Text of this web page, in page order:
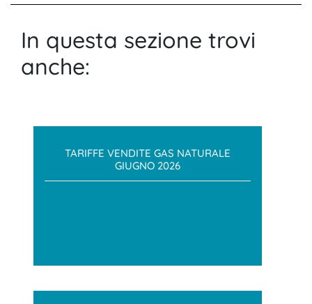
In questa sezione trovi
anche:
TARIFFE VENDITE GAS NATURALE
GIUGNO 2026